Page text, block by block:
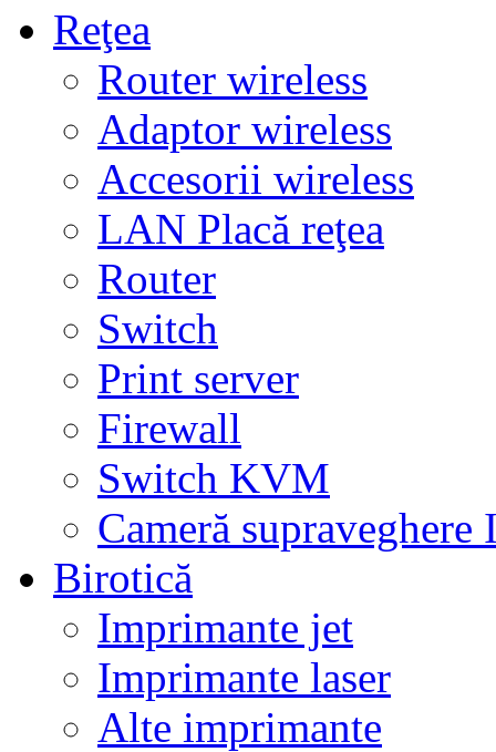
Reţea
Router wireless
Adaptor wireless
Accesorii wireless
LAN Placă reţea
Router
Switch
Print server
Firewall
Switch KVM
Cameră supraveghere
Birotică
Imprimante jet
Imprimante laser
Alte imprimante